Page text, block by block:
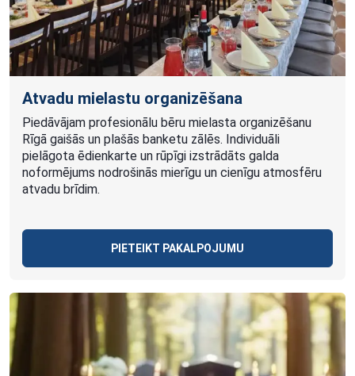
Atvadu mielastu organizēšana
Piedāvājam profesionālu bēru mielasta organizēšanu
Rīgā gaišās un plašās banketu zālēs. Individuāli
pielāgota ēdienkarte un rūpīgi izstrādāts galda
noformējums nodrošinās mierīgu un cienīgu atmosfēru
atvadu brīdim.
PIETEIKT PAKALPOJUMU